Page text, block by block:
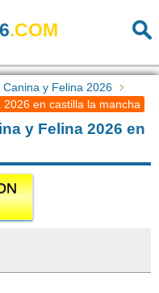
.COM
y Felina 2026
en castilla la mancha
y Felina 2026 en